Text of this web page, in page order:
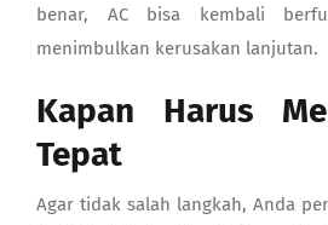
benar, AC bisa kembali
menimbulkan kerusakan lanjutan.
Kapan Harus
Tepat
Agar tidak salah langkah, Anda